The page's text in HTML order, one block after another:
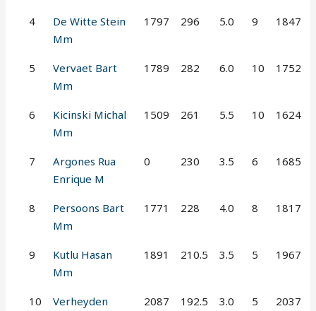
4
De Witte Stein
Mm
1797 296 5.0 9 1847
5
Vervaet Bart
Mm
1789 282 6.0 10 1752
6
Kicinski Michal
Mm
1509 261 5.5 10 1624
7
Argones Rua
Enrique M
0 230 3.5 6 1685
8
Persoons Bart
Mm
1771 228 4.0 8 1817
9
Kutlu Hasan
Mm
1891 210.5 3.5 5 1967
10
Verheyden
2087 192.5 3.0 5 2037